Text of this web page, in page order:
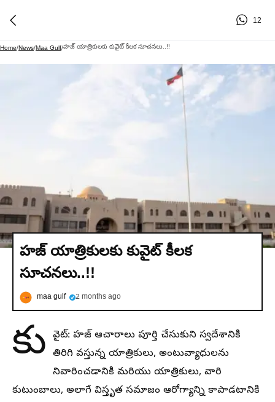
12
Home/News/Maa Gulf/హజ్ యాత్రికులకు కువైట్ కీలక సూచనలు..!!
హజ్ యాత్రికులకు కువైట్ కీలక
సూచనలు..!!
maa gulf 2 months ago
కు వైట్: హజ్ ఆచారాలు పూర్తి చేసుకుని స్వదేశానికి
తిరిగి వస్తున్న యాత్రికులు, అంటువ్యాధులను
నివారించడానికి మరియు యాత్రికులు, వారి
కుటుంబాలు, అలాగే విస్తృత సమాజం ఆరోగ్యాన్ని కాపాడటానికి